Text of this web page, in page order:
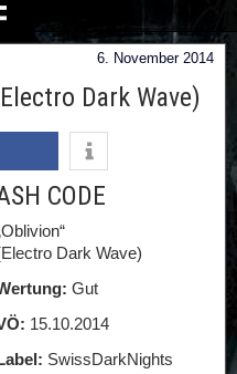
6. November 2014
Dark Wave)
CODE
Dark Wave)
Gut
15.10.2014
SwissDarkNights